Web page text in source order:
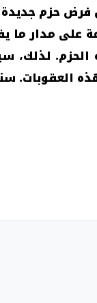
فرض حزم
على مدار ما
الحزم. لذلك،
هذه